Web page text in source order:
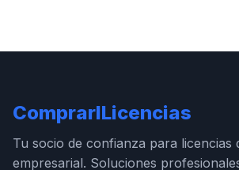
ComprarlLicencias
Tu socio de confianza para licencias
empresarial. Soluciones